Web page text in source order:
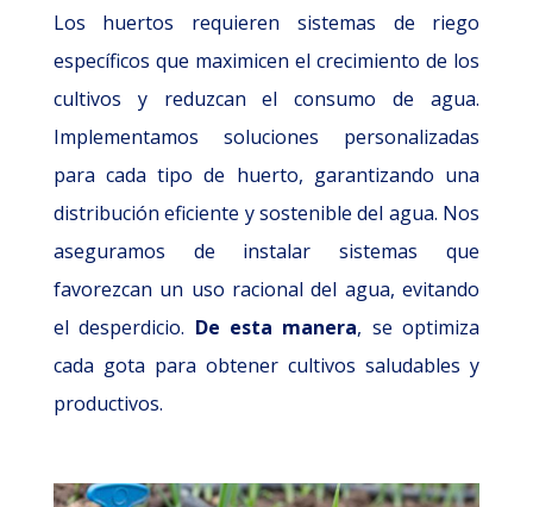
Los huertos requieren sistemas de riego
específicos que maximicen el crecimiento de los
cultivos y reduzcan el consumo de agua.
Implementamos soluciones personalizadas
para cada tipo de huerto, garantizando una
distribución eficiente y sostenible del agua. Nos
aseguramos de instalar sistemas que
favorezcan un uso racional del agua, evitando
el desperdicio. De esta manera, se optimiza
cada gota para obtener cultivos saludables y
productivos.